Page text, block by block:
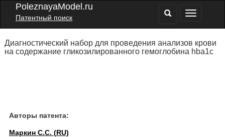
PoleznayaModel.ru
Патентный поиск
Диагностический набор для проведения анализов крови
на содержание гликозилированного гемоглобина hba1c
Авторы патента:
Маркин С.С. (RU)